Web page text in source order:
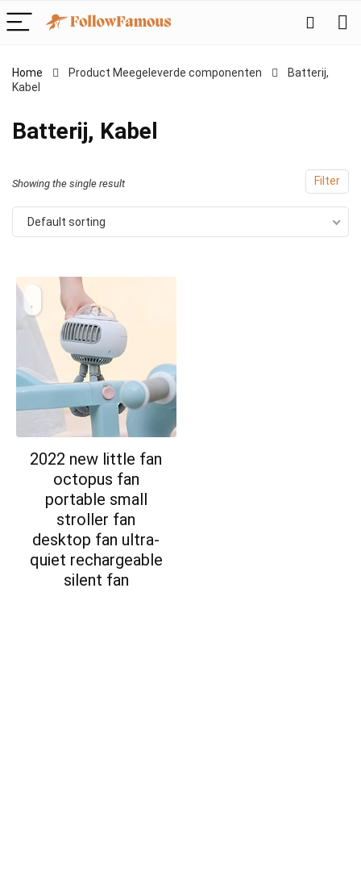
Home Product Meegeleverde componenten
‎Batterij,
Kabel
‎Batterij, Kabel
Filter
Showing the single result
Default sorting
2022 new little fan
octopus fan
portable small
stroller fan
desktop fan ultra-
quiet rechargeable
silent fan